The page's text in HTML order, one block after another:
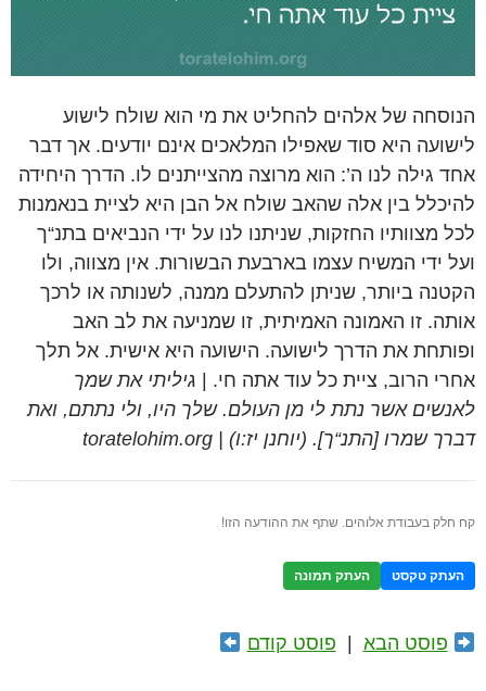
הנוסחה של אלהים להחליט את מי הוא שולח לישוע
לישועה היא סוד שאפילו המלאכים אינם יודעים. אך דבר
אחד גילה לנו ה’: הוא מרוצה מהצייתנים לו. הדרך היחידה
להיכלל בין אלה שהאב שולח אל הבן היא לציית בנאמנות
לכל מצוותיו החזקות, שניתנו לנו על ידי הנביאים בתנ“ך
ועל ידי המשיח עצמו בארבעת הבשורות. אין מצווה, ולו
הקטנה ביותר, שניתן להתעלם ממנה, לשנותה או לרכך
אותה. זו האמונה האמיתית, זו שמניעה את לב האב
ופותחת את הדרך לישועה. הישועה היא אישית. אל תלך
אחרי הרוב, ציית כל עוד אתה חי. | גיליתי את שמך
לאנשים אשר נתת לי מן העולם. שלך היו, ולי נתתם, ואת
דברך שמרו [התנ“ך]. (יוחנן יז:ו) | toratelohim.org
קח חלק בעבודת אלוהים. שתף את ההודעה הזו!
העתק טקסט העתק תמונה
פוסט הבא פוסט קודם